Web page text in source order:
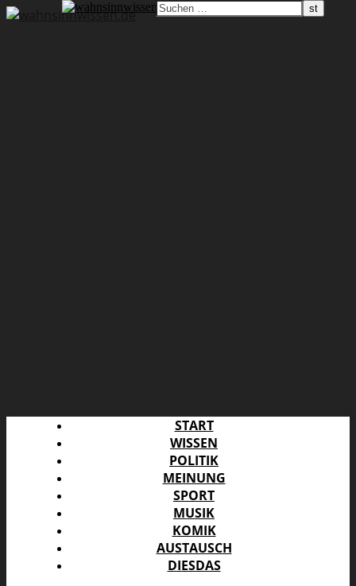
START
WISSEN
POLITIK
MEINUNG
SPORT
MUSIK
KOMIK
AUSTAUSCH
DIESDAS